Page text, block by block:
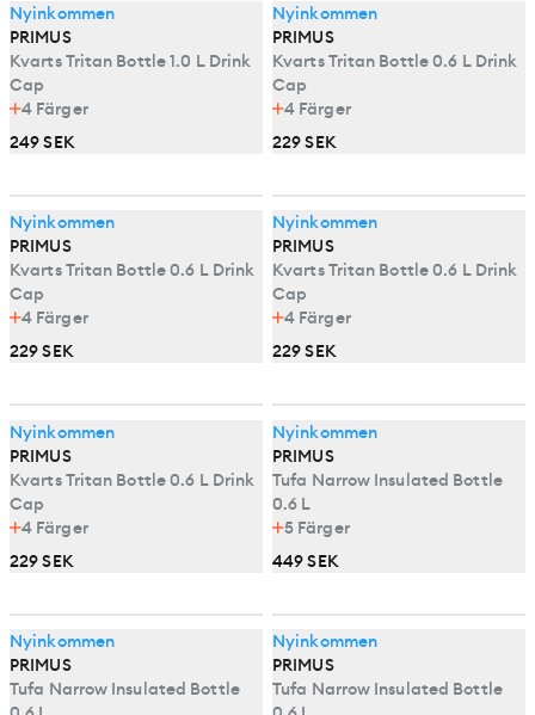
Nyinkommen
PRIMUS
Kvarts Tritan Bottle 1.0 L Drink
Cap
4 Färger
249 SEK
Nyinkommen
PRIMUS
Kvarts Tritan Bottle 0.6 L Drink
Cap
4 Färger
229 SEK
Nyinkommen
PRIMUS
Kvarts Tritan Bottle 0.6 L Drink
Cap
4 Färger
229 SEK
Nyinkommen
PRIMUS
Kvarts Tritan Bottle 0.6 L Drink
Cap
4 Färger
229 SEK
Nyinkommen
PRIMUS
Kvarts Tritan Bottle 0.6 L Drink
Cap
4 Färger
229 SEK
Nyinkommen
PRIMUS
Tufa Narrow Insulated Bottle
0.6 L
5 Färger
449 SEK
Nyinkommen
PRIMUS
Tufa Narrow Insulated Bottle
Nyinkommen
PRIMUS
Tufa Narrow Insulated Bottle